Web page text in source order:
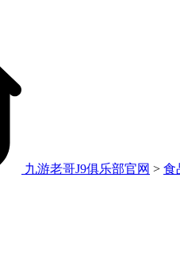
九游老哥J9俱乐部官网 > 食